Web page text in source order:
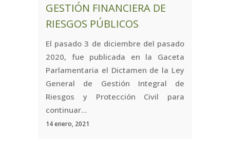
GESTIÓN FINANCIERA DE
RIESGOS PÚBLICOS
El pasado 3 de diciembre del pasado
2020, fue publicada en la Gaceta
Parlamentaria el Dictamen de la Ley
General de Gestión Integral de
Riesgos y Protección Civil para
continuar...
14 enero, 2021